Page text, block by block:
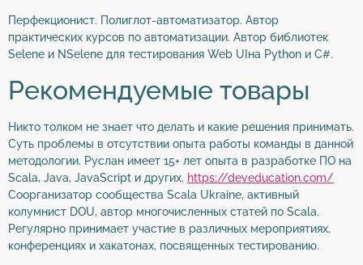
Перфекционист. Полиглот-автоматизатор. Автор
практических курсов по автоматизации. Автор библиотек
Selene и NSelene для тестирования Web UIна Python и C#.
Рекомендуемые товары
Никто толком не знает что делать и какие решения принимать.
Суть проблемы в отсутствии опыта работы команды в данной
методологии. Руслан имеет 15+ лет опыта в разработке ПО на
Scala, Java, JavaScript и других. https://deveducation.com/
Соорганизатор сообщества Scala Ukraine, активный
колумнист DOU, автор многочисленных статей по Scala.
Регулярно принимает участие в различных мероприятиях,
конференциях и хакатонах, посвященных тестированию.